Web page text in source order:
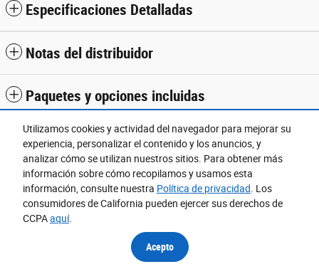
Utilizamos cookies y actividad del navegador para mejorar su
experiencia, personalizar el contenido y los anuncios, y
analizar cómo se utilizan nuestros sitios. Para obtener más
información sobre cómo recopilamos y usamos esta
información, consulte nuestra Política de privacidad. Los
consumidores de California pueden ejercer sus derechos de
CCPAaquí.
Acepto
Especificaciones Detalladas
Notas del distribuidor
Paquetes y opciones incluidas
Detalles de Ubicación
Sitio web
Accesibilidad
Términos y Condiciones
Copyright © 2026 FordDirect